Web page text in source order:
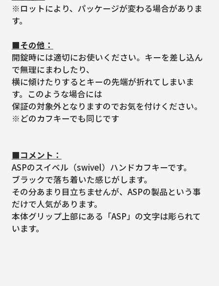
※ロットにより、パッケージが変わる場合がありま
す。
■その他：
開錠時には適切にお使いください。キーを差し込ん
で無理にまわしたり、
横に傾けたりするとキーの先端が折れてしまいま
す。このような場合には
保証の対象外となりますのでお気を付けください。
※どのカフキーでも同じです
■コメント：
ASPのスイベル（swivel）ハンドカフキーです。
ブラックで落ち着いた感じがします。
その分あまり目立ちませんが、ASPの製品という事
だけで人気があります。
本体グリップ上部にある「ASP」の文字は彫られて
います。